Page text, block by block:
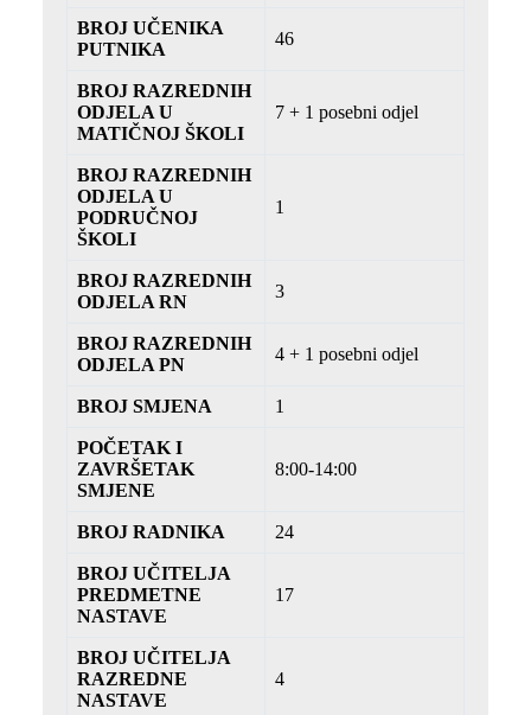
BROJ UČENIKA
PUTNIKA
46
BROJ RAZREDNIH
ODJELA U
MATIČNOJ ŠKOLI
7 + 1 posebni odjel
BROJ RAZREDNIH
ODJELA U
PODRUČNOJ
ŠKOLI
1
BROJ RAZREDNIH
ODJELA RN
3
BROJ RAZREDNIH
ODJELA PN
4 + 1 posebni odjel
BROJ SMJENA 1
POČETAK I
ZAVRŠETAK
SMJENE
8:00-14:00
BROJ RADNIKA 24
BROJ UČITELJA
PREDMETNE
NASTAVE
17
BROJ UČITELJA
RAZREDNE
NASTAVE
4